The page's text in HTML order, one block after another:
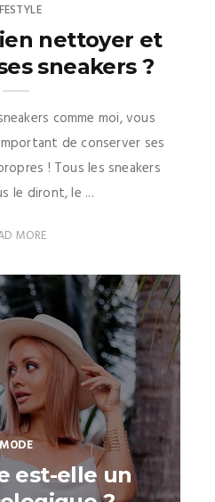
nettoyer et
sneakers ?
comme moi, vous
de conserver ses
! Tous les sneakers
le diront, le ...
MORE
est-elle un